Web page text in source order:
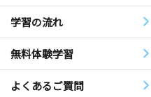
学習の流れ
無料体験学習
よくあるご質問